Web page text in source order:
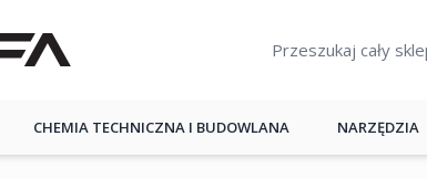
CHEMIA TECHNICZNA I BUDOWLANA NARZĘDZIA